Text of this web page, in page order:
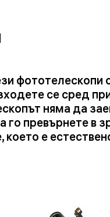
фототелескопи
се сред
няма да
превърнете в
е